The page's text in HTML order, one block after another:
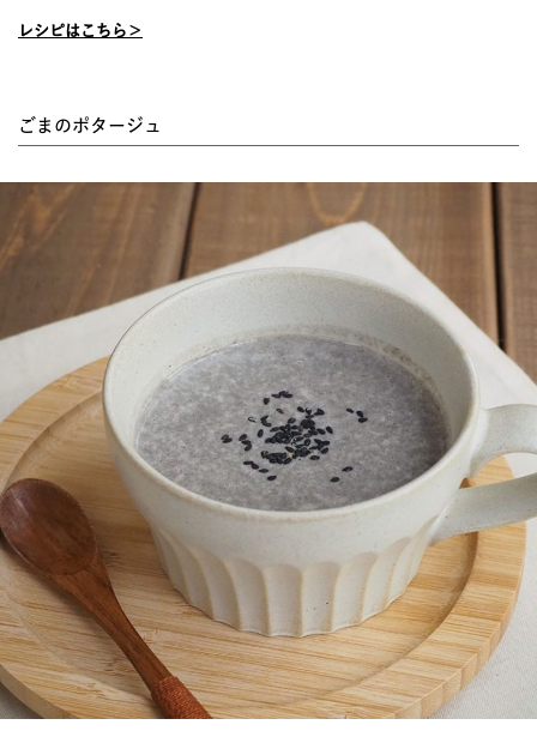
レシピはこちら＞
ごまのポタージュ